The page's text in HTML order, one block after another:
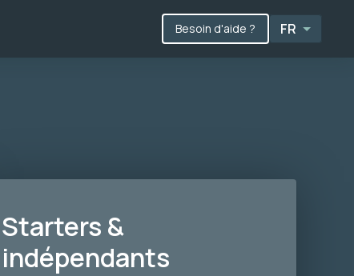
Besoin d'aide ? FR
Starters &
indépendants